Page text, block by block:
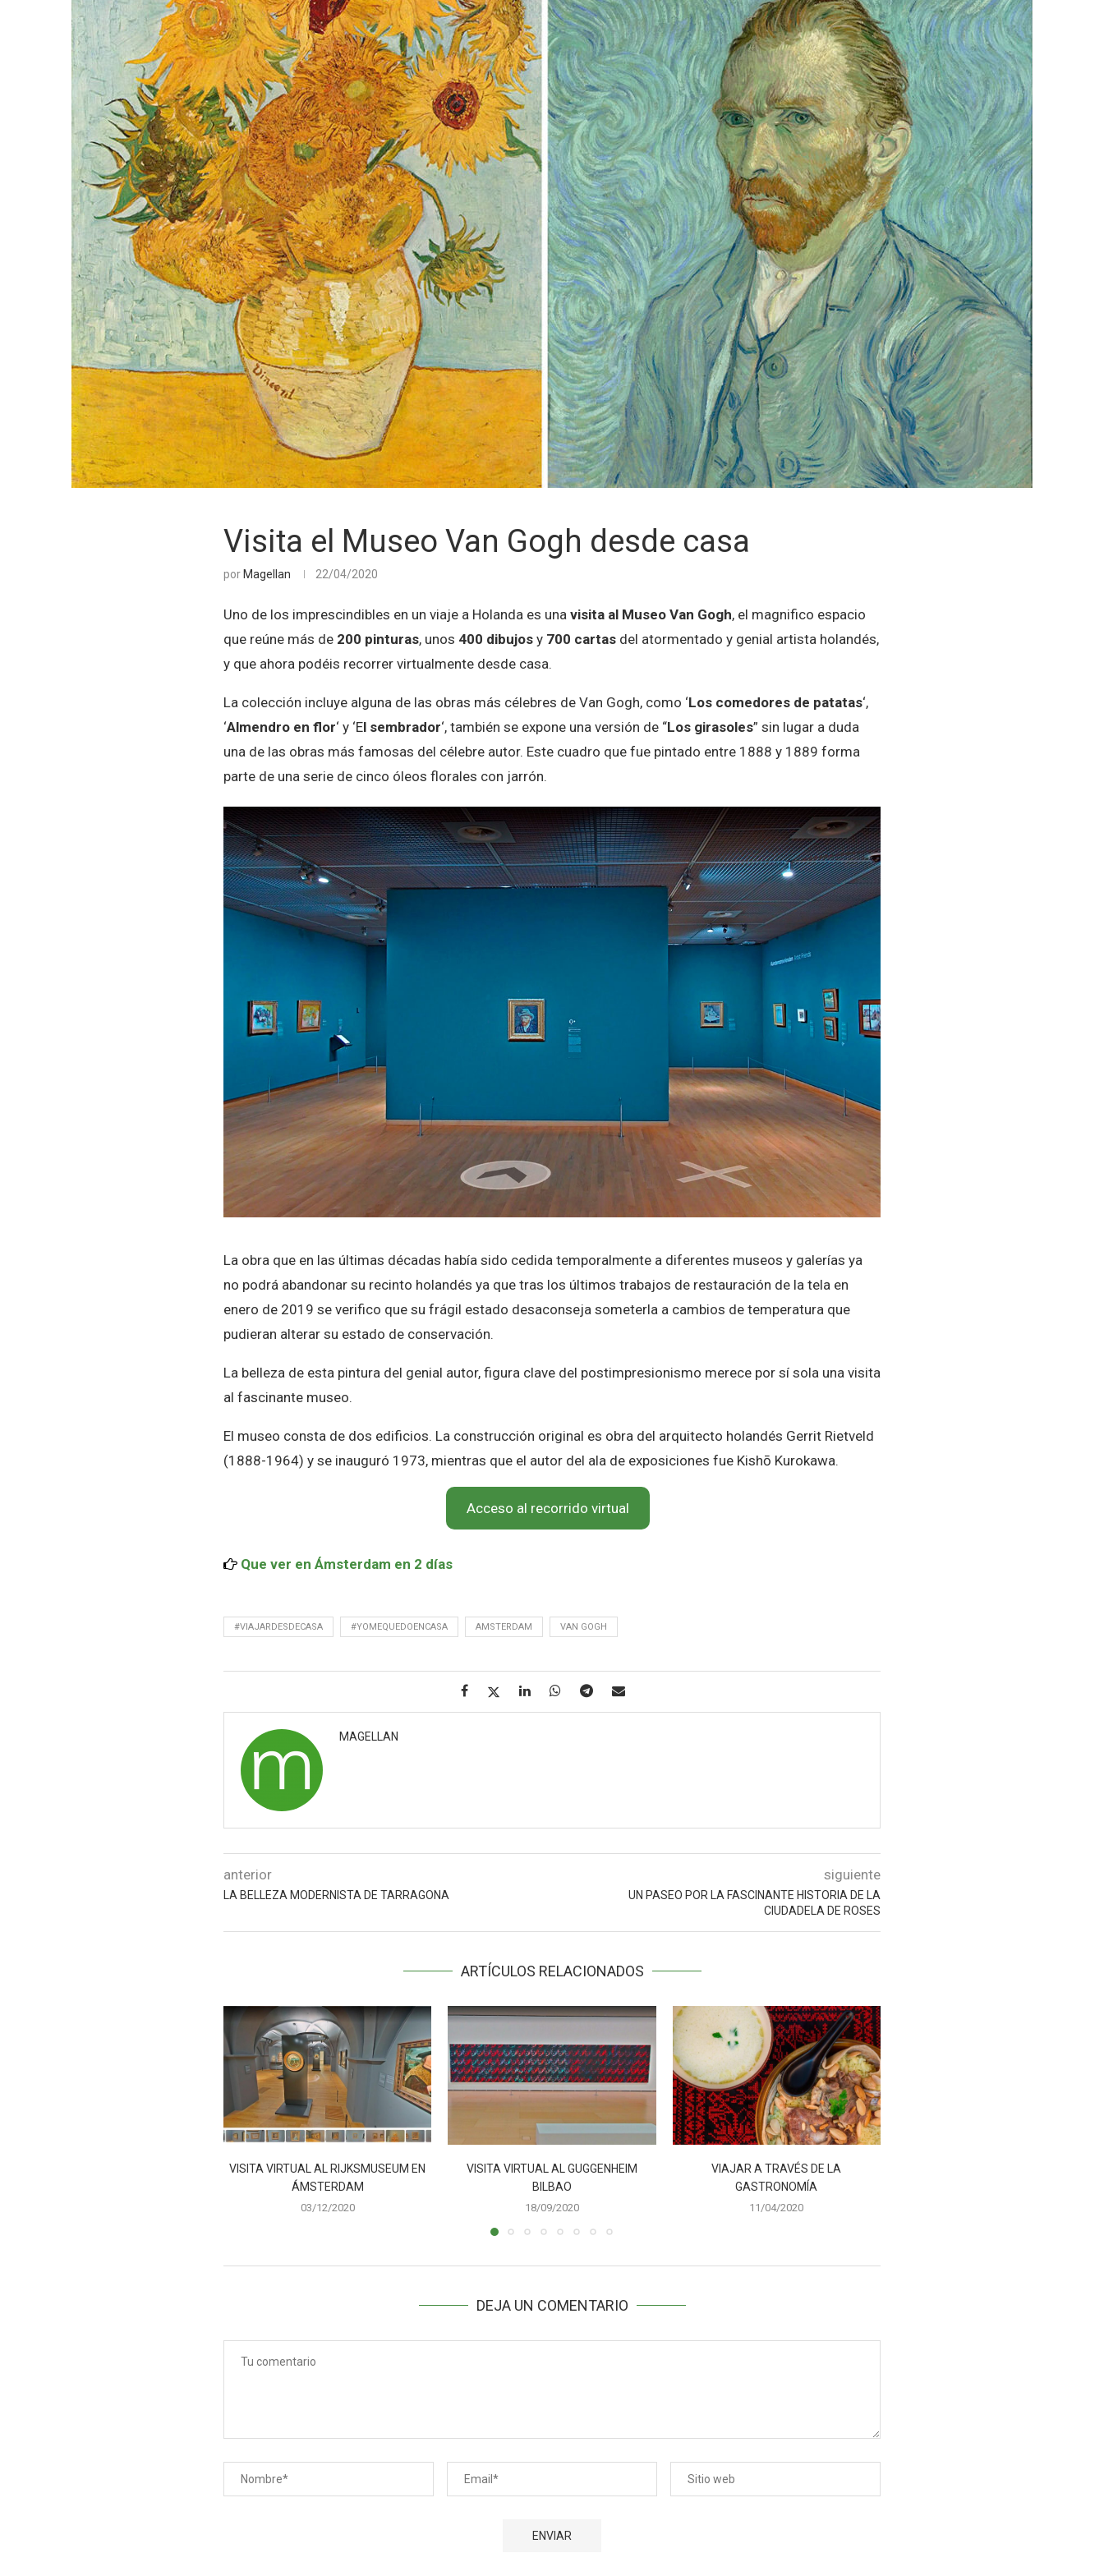
Visita el Museo Van Gogh desde casa
por Magellan 22/04/2020
Uno de los imprescindibles en un viaje a Holanda es una visita al Museo Van Gogh, el magnifico espacio
que reúne más de 200 pinturas, unos 400 dibujos y 700 cartas del atormentado y genial artista holandés,
y que ahora podéis recorrer virtualmente desde casa.
La colección incluye alguna de las obras más célebres de Van Gogh, como ‘Los comedores de patatas‘,
‘Almendro en flor‘ y ‘El sembrador‘, también se expone una versión de “Los girasoles” sin lugar a duda
una de las obras más famosas del célebre autor. Este cuadro que fue pintado entre 1888 y 1889 forma
parte de una serie de cinco óleos florales con jarrón.
La obra que en las últimas décadas había sido cedida temporalmente a diferentes museos y galerías ya
no podrá abandonar su recinto holandés ya que tras los últimos trabajos de restauración de la tela en
enero de 2019 se verifico que su frágil estado desaconseja someterla a cambios de temperatura que
pudieran alterar su estado de conservación.
La belleza de esta pintura del genial autor, figura clave del postimpresionismo merece por sí sola una visita
al fascinante museo.
El museo consta de dos edificios. La construcción original es obra del arquitecto holandés Gerrit Rietveld
(1888-1964) y se inauguró 1973, mientras que el autor del ala de exposiciones fue Kishō Kurokawa.
Acceso al recorrido virtual
Que ver en Ámsterdam en 2 días
#VIAJARDESDECASA #YOMEQUEDOENCASA AMSTERDAM VAN GOGH
MAGELLAN
anterior
LA BELLEZA MODERNISTA DE TARRAGONA
siguiente
UN PASEO POR LA FASCINANTE HISTORIA DE LA
CIUDADELA DE ROSES
ARTÍCULOS RELACIONADOS
VISITA VIRTUAL AL RIJKSMUSEUM EN
ÁMSTERDAM
03/12/2020
VISITA VIRTUAL AL GUGGENHEIM
BILBAO
18/09/2020
VIAJAR A TRAVÉS DE LA
GASTRONOMÍA
11/04/2020
DEJA UN COMENTARIO